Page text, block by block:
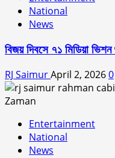
National
News
বিজয় দিবসে ৭১ মিডিয়া
RJ SaimurApril 2, 20260
Entertainment
National
News